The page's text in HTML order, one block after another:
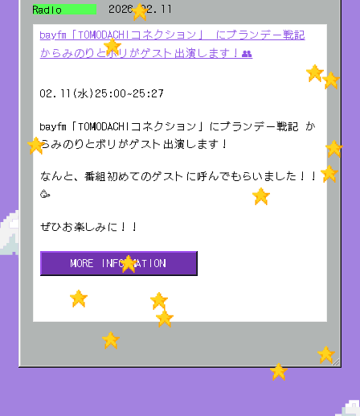
PHOTO MOVIE GOODS CONTACT
Radio
2026.02.11
bayfm「TOMODACHIコネクション」 にブランデー戦記
からみのりとボリがゲスト出演します！👥
02.11(水)25:00~25:27
bayfm「TOMODACHIコネクション」にブランデー戦記 か
らみのりとボリがゲスト出演します！
なんと、番組初めてのゲストに呼んでもらいました！！
🥳
ぜひお楽しみに！！
MORE INFORMATION